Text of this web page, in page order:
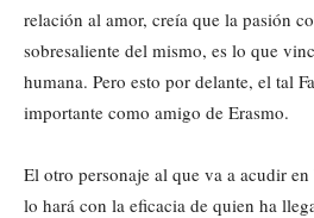
relación al amor, creía que la pasión
sobresaliente del mismo, es lo que
humana. Pero esto por delante, el tal
importante como amigo de Erasmo.
El otro personaje al que va a acudir
lo hará con la eficacia de quien ha